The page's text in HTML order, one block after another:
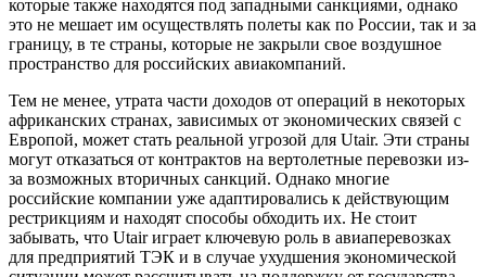
которые также находятся под западными санкциями, однако
это не мешает им осуществлять полеты как по России, так и за
границу, в те страны, которые не закрыли свое воздушное
пространство для российских авиакомпаний.
Тем не менее, утрата части доходов от операций в некоторых
африканских странах, зависимых от экономических связей с
Европой, может стать реальной угрозой для Utair. Эти страны
могут отказаться от контрактов на вертолетные перевозки из-
за возможных вторичных санкций. Однако многие
российские компании уже адаптировались к действующим
рестрикциям и находят способы обходить их. Не стоит
забывать, что Utair играет ключевую роль в авиаперевозках
для предприятий ТЭК и в случае ухудшения экономической